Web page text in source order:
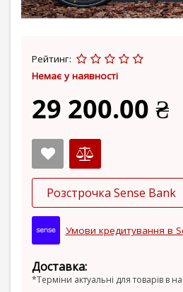
Немає у наявності
Рейтинг:
29 200.00 ₴
Розстрочка Sense Bank
Умови кредитування в
Доставка:
*Терміни актуальні для товарів в